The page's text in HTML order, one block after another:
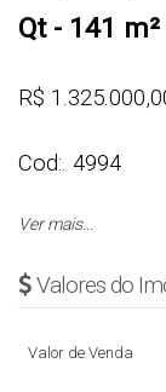
Qt - 141
R$
Cod:. 4994
APARTAMENTO
- 1 Suíte
Ver mais...
Valores do
Valor de Venda